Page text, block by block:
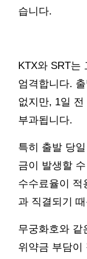
습니다.
KTX와 SRT는
엄격합니다.
없지만, 1일
부과됩니다.
특히 출발 당
금이 발생할
수수료율이 적
과 직결되기
무궁화호와 같
위약금 부담이